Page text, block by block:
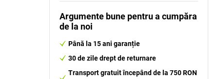
Argumente bune pentru a cumpăra
de la noi
Până la 15 ani garanție
30 de zile drept de returnare
Transport gratuit începând de la 750 RON